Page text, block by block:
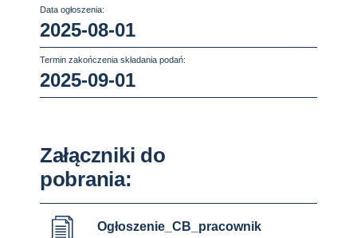
Data ogłoszenia:
2025-08-01
Termin zakończenia składania podań:
2025-09-01
Załączniki do
pobrania:
Ogłoszenie_CB_pracownik